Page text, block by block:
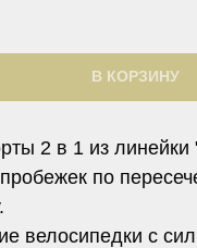
В КОРЗИНУ
2 в 1 из
по
велосипедки с